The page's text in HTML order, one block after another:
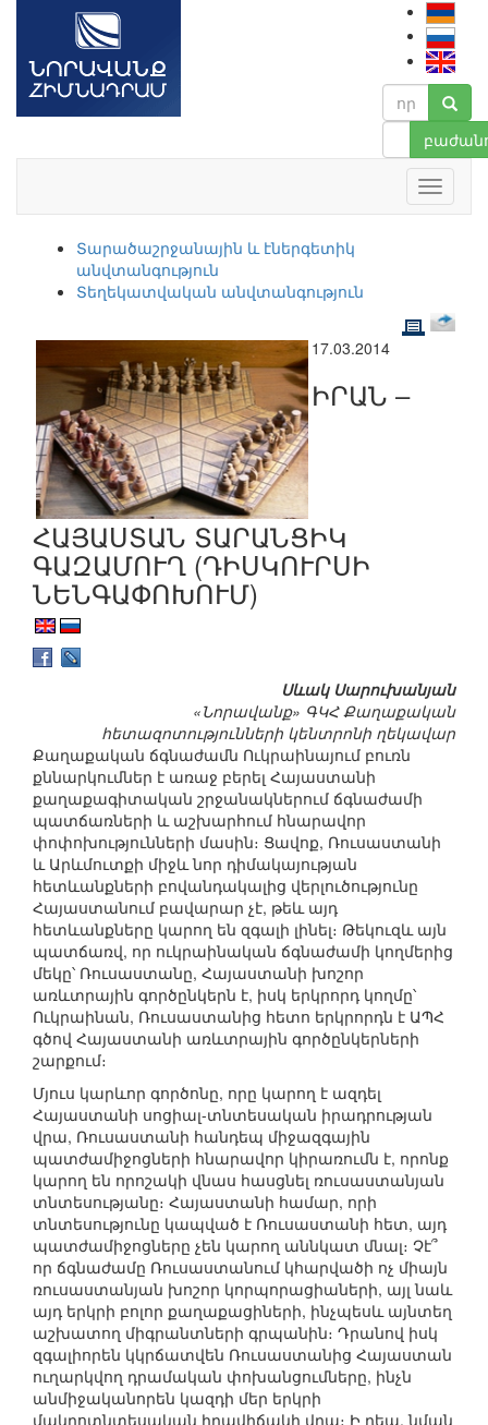
Տարածաշրջանային և էներգետիկ
անվտանգություն
Տեղեկատվական անվտանգություն
17.03.2014
ԻՐԱՆ –
ՀԱՅԱՍՏԱՆ ՏԱՐԱՆՑԻԿ
ԳԱԶԱՄՈՒՂ (ԴԻՍԿՈՒՐՍԻ
ՆԵՆԳԱՓՈԽՈՒՄ)
Սևակ Սարուխանյան
«Նորավանք» ԳԿՀ Քաղաքական
հետազոտությունների կենտրոնի ղեկավար
Քաղաքական ճգնաժամն Ուկրաինայում բուռն
քննարկումներ է առաջ բերել Հայաստանի
քաղաքագիտական շրջանակներում ճգնաժամի
պատճառների և աշխարհում հնարավոր
փոփոխությունների մասին։ Ցավոք, Ռուսաստանի
և Արևմուտքի միջև նոր դիմակայության
հետևանքների բովանդակալից վերլուծությունը
Հայաստանում բավարար չէ, թեև այդ
հետևանքները կարող են զգալի լինել։ Թեկուզև այն
պատճառվ, որ ուկրաինական ճգնաժամի կողմերից
մեկը՝ Ռուսաստանը, Հայաստանի խոշոր
առևտրային գործընկերն է, իսկ երկրորդ կողմը՝
Ուկրաինան, Ռուսաստանից հետո երկրորդն է ԱՊՀ
գծով Հայաստանի առևտրային գործընկերների
շարքում։
Մյուս կարևոր գործոնը, որը կարող է ազդել
Հայաստանի սոցիալ-տնտեսական իրադրության
վրա, Ռուսաստանի հանդեպ միջազգային
պատժամիջոցների հնարավոր կիրառումն է, որոնք
կարող են որոշակի վնաս հասցնել ռուսաստանյան
տնտեսությանը։ Հայաստանի համար, որի
տնտեսությունը կապված է Ռուսաստանի հետ, այդ
պատժամիջոցները չեն կարող աննկատ մնալ։ Չէ՞
որ ճգնաժամը Ռուսաստանում կհարվածի ոչ միայն
ռուսաստանյան խոշոր կորպորացիաների, այլ նաև
այդ երկրի բոլոր քաղաքացիների, ինչպեսև այնտեղ
աշխատող միգրանտների գրպանին։ Դրանով իսկ
զգալիորեն կկրճատվեն Ռուսաստանից Հայաստան
ուղարկվող դրամական փոխանցումները, ինչն
անմիջականորեն կազդի մեր երկրի
մակրոտնտեսական իրավիճակի վրա։ Ի դեպ, նման